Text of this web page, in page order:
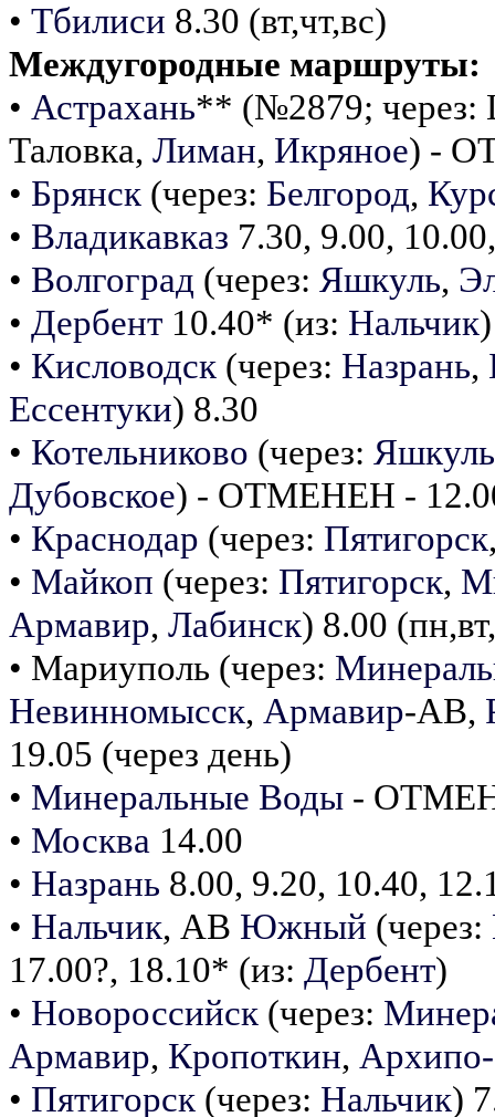
• Тбилиси 8.30 (вт,чт,вс)
Междугородные маршруты:
• Астрахань** (№2879; через:
Таловка, Лиман, Икряное) -
• Брянск (через: Белгород,
• Владикавказ 7.30, 9.00,
• Волгоград (через: Яшкуль,
• Дербент 10.40* (из: Нальчик)
• Кисловодск (через: Назрань,
Ессентуки) 8.30
• Котельниково (через: Яшкуль
Дубовское) - ОТМЕНЕН -
• Краснодар (через: Пятигорск
• Майкоп (через: Пятигорск,
Армавир, Лабинск) 8.00
• Мариуполь (через:
Невинномысск, Армавир-АВ,
19.05 (через день)
• Минеральные Воды -
• Москва 14.00
• Назрань 8.00, 9.20, 10.40,
• Нальчик, АВ Южный (через:
17.00?, 18.10* (из: Дербент)
• Новороссийск (через:
Армавир, Кропоткин,
• Пятигорск (через: Нальчик)